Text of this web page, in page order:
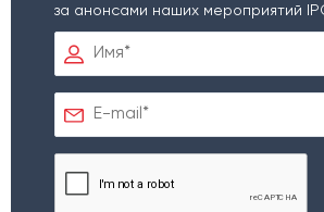
за анонсами наших мероприятий